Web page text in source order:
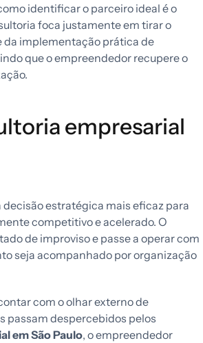
identificar o parceiro ideal é o
foca justamente em tirar o
da implementação prática de
que o empreendedor recupere o
empresarial
estratégica mais eficaz para
competitivo e acelerado. O
de improviso e passe a operar com
seja acompanhado por organização
com o olhar externo de
passam despercebidos pelos
em São Paulo, o empreendedor